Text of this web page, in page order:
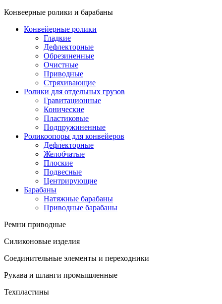
Конвеерные ролики и барабаны
Конвейерные ролики
Гладкие
Дефлекторные
Обрезиненные
Очистные
Приводные
Стряхивающие
Ролики для отдельных грузов
Гравитационные
Конические
Пластиковые
Подпружиненные
Роликоопоры для конвейеров
Дефлекторные
Желобчатые
Плоские
Подвесные
Центрирующие
Барабаны
Натяжные барабаны
Приводные барабаны
Ремни приводные
Силиконовые изделия
Соединительные элементы и переходники
Рукава и шланги промышленные
Техпластины